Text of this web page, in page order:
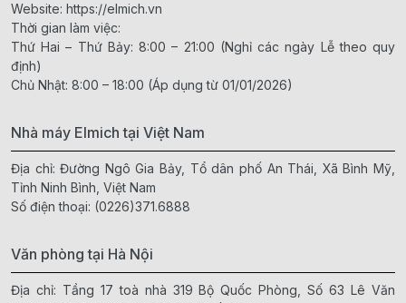
Website: https://elmich.vn
Thời gian làm việc:
Thứ Hai – Thứ Bảy: 8:00 – 21:00 (Nghỉ các ngày Lễ theo quy
định)
Chủ Nhật: 8:00 – 18:00 (Áp dụng từ 01/01/2026)
Nhà máy Elmich tại Việt Nam
Địa chỉ: Đường Ngô Gia Bảy, Tổ dân phố An Thái, Xã Bình Mỹ,
Tỉnh Ninh Bình, Việt Nam
Số điện thoại: (0226)371.6888
Văn phòng tại Hà Nội
Địa chỉ: Tầng 17 toà nhà 319 Bộ Quốc Phòng, Số 63 Lê Văn